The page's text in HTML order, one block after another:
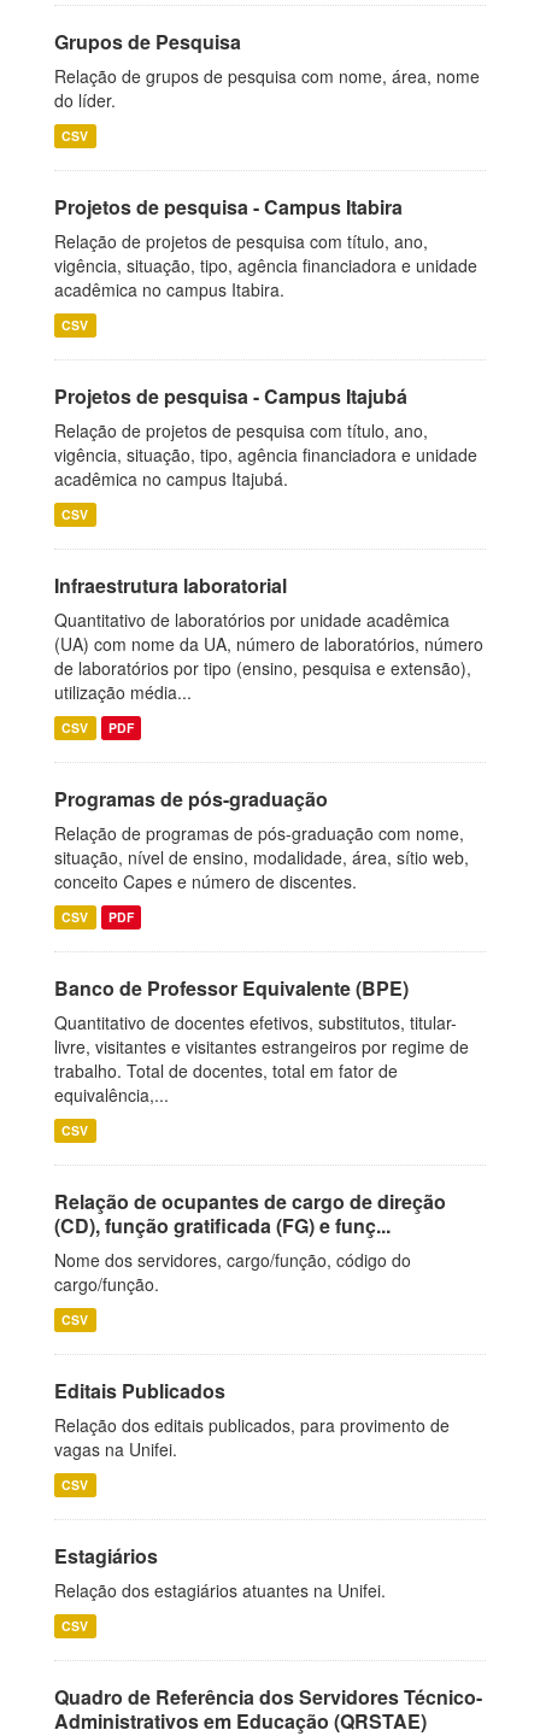
Grupos de Pesquisa
Relação de grupos de pesquisa com nome, área, nome
do líder.
CSV
Projetos de pesquisa - Campus Itabira
Relação de projetos de pesquisa com título, ano,
vigência, situação, tipo, agência financiadora e unidade
acadêmica no campus Itabira.
CSV
Projetos de pesquisa - Campus Itajubá
Relação de projetos de pesquisa com título, ano,
vigência, situação, tipo, agência financiadora e unidade
acadêmica no campus Itajubá.
CSV
Infraestrutura laboratorial
Quantitativo de laboratórios por unidade acadêmica
(UA) com nome da UA, número de laboratórios, número
de laboratórios por tipo (ensino, pesquisa e extensão),
utilização média...
CSV PDF
Programas de pós-graduação
Relação de programas de pós-graduação com nome,
situação, nível de ensino, modalidade, área, sítio web,
conceito Capes e número de discentes.
CSV PDF
Banco de Professor Equivalente (BPE)
Quantitativo de docentes efetivos, substitutos, titular-
livre, visitantes e visitantes estrangeiros por regime de
trabalho. Total de docentes, total em fator de
equivalência,...
CSV
Relação de ocupantes de cargo de direção
(CD), função gratificada (FG) e funç...
Nome dos servidores, cargo/função, código do
cargo/função.
CSV
Editais Publicados
Relação dos editais publicados, para provimento de
vagas na Unifei.
CSV
Estagiários
Relação dos estagiários atuantes na Unifei.
CSV
Quadro de Referência dos Servidores Técnico-
Administrativos em Educação (QRSTAE)